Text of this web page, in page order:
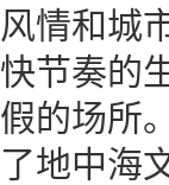
风情和城
快节奏的
假的场所
了地中海